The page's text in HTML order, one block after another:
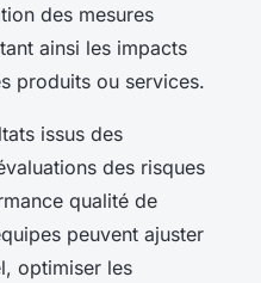
des mesures
ainsi les impacts
produits ou services.
issus des
des risques
qualité de
peuvent ajuster
optimiser les